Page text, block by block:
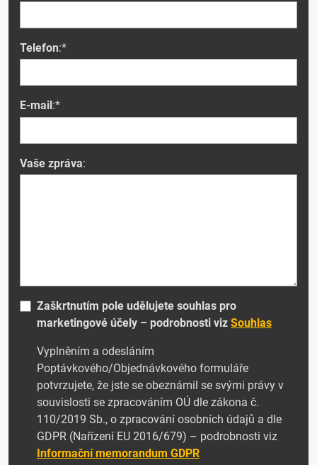
Telefon:*
E-mail :*
Vaše zpráva:
Zaškrtnutím pole udělujete souhlas pro
marketingové účely – podrobnosti viz Souhlas
Vyplněním a odesláním
Poptávkového/Objednávkového formuláře
potvrzujete, že jste se obeznámil se svými právy v
souvislosti se zpracováním OÚ dle zákona č.
110/2019 Sb., o zpracování osobních údajů a dle
GDPR (Nařízení EU 2016/679) – podrobnosti viz
Informační memorandum GDPR